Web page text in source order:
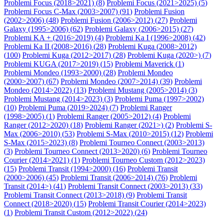
Problemi Focus (2018>2021) (8) Problemi Focus (2021>2025) (5)
Problemi Focus C-Max (2003>2007) (91) Problemi Fusion
(2002>2006) (48) Problemi Fusion (2006>2012) (27) Problemi
Galaxy (1995>2006) (62) Problemi Galaxy (2006>2015) (27)
Problemi KA + (2016>2019) (4) Problemi Ka I (1996>2008) (42)
Problemi Ka II (2008>2016) (28) Problemi Kuga (2008>2012)
(100) Problemi Kuga (2012>2017) (28) Problemi Kuga (2020>) (7)
Problemi KUGA (2017>2019) (15) Problemi Maverick (1)
Problemi Mondeo (1993>2000) (28) Problemi Mondeo
(2000>2007) (67) Problemi Mondeo (2007>2014) (39) Problemi
Mondeo (2014>2022) (13) Problemi Mustang (2005>2014) (3)
Problemi Mustang (2014>2023) (3) Problemi Puma (1997>2002)
(10) Problemi Puma (2019>2024) (7) Problemi Ranger
(1998>2005) (1) Problemi Ranger (2005>2012) (4) Problemi
Ranger (2012>2020) (18) Problemi Ranger (2021>) (2) Problemi S-
Max (2006>2010) (53) Problemi S-Max (2010>2015) (12) Problemi
S-Max (2015>2023) (8) Problemi Tourneo Connect (2003>2013)
(3) Problemi Tourneo Connect (2013>2020) (6) Problemi Tourneo
Courier (2014>2021) (1) Problemi Tourneo Custom (2012>2023)
(15) Problemi Transit (1994>2000) (16) Problemi Transit
(2000>2006) (45) Problemi Transit (2006>2014) (76) Problemi
Transit (2014>) (41) Problemi Transit Connect (2003>2013) (33)
Problemi Transit Connect (2013>2018) (9) Problemi Transit
Connect (2018>2020) (15) Problemi Transit Courier (2014>2023)
(1) Problemi Transit Custom (2012>2022) (24)